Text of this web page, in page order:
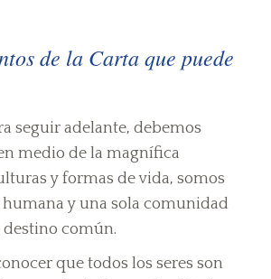
de la Carta que puede
seguir adelante, debemos
medio de la magnífica
y formas de vida, somos
y una sola comunidad
común.
que todos los seres son